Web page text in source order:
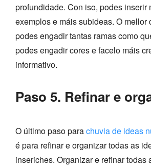
profundidade. Con iso, podes inserir
exemplos e máis subideas. O mellor
podes engadir tantas ramas como
podes engadir cores e facelo máis
informativo.
Paso 5. Refinar e
O último paso parachuvia de ideas
é para refinar e organizar todas as
inseriches. Organizar e refinar todas